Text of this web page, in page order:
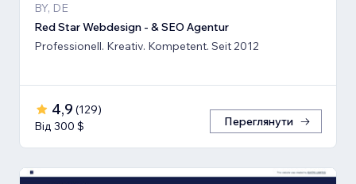
BY, DE
Red Star Webdesign - & SEO Agentur
Professionell. Kreativ. Kompetent. Seit 2012
4,9 (129)
Від 300 $
Переглянути